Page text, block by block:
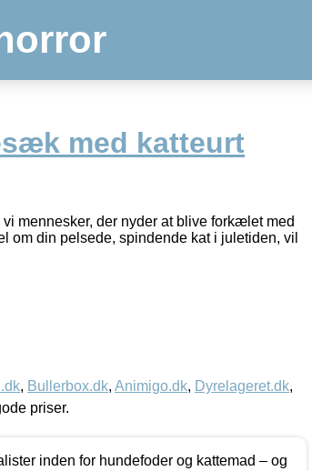
med katteurt
mennesker, der nyder at blive forkælet med
om din pelsede, spindende kat i juletiden, vil
, Bullerbox.dk, Animigo.dk, Dyrelageret.dk,
priser.
inden for hundefoder og kattemad – og